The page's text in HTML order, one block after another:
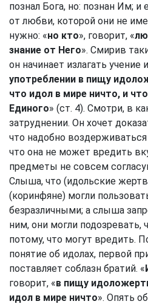
познал Бога, но: познан Им; и
от любви, которой они не
нужно: «но кто», говорит, «
знание от Него». Смирив
он начинает излагать учение
употреблении в пищу
что идол в мире ничто, и
Единого» (ст. 4). Смотри, в
затруднении. Он хочет
что надобно
что она не может вредить
предметы не совсем
Слыша, что (идольские
(коринфяне) могли
безразличными; а слыша
ним, они могли
потому, что могут вредить.
понятие об идолах, первой
поставляет соблазн братий. «
говорит, «в пищу
идол в мире ничто». Опять